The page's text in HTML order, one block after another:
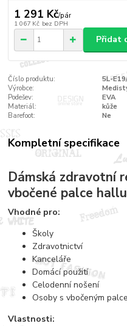
1 291 Kč/pár
1 067 Kč bez DPH
Přidat
Číslo produktu:
5L-
Výrobce:
Podešev:
EVA
Materiál:
kůže
Barefoot:
Ne
Kompletní specifikace
Dámská zdravotní
vbočené palce
Vhodné pro:
Školy
Zdravotnictví
Kanceláře
Domácí použití
Celodenní nošení
Osoby s vbočeným
Vlastnosti: